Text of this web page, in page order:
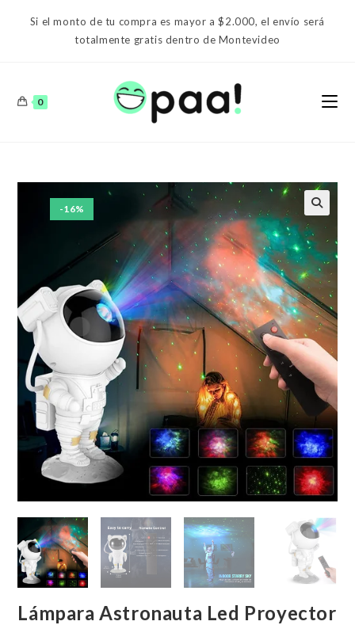
Si el monto de tu compra es mayor a $2.000, el envío será
totalmente gratis dentro de Montevideo
0
-16%
Lámpara Astronauta Led Proyector